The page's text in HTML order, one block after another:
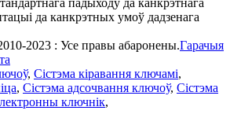
падыходу да канкрэтнага
да канкрэтных умоў дадзенага
2023 : Усе правы абаронены.Гарачыя
, Сістэма кіравання ключамі,
, Сістэма адсочвання ключоў, Сістэма
ключнік,